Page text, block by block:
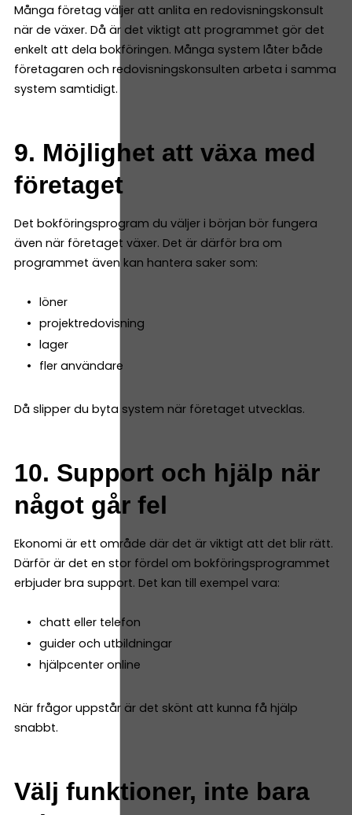
Många företag väljer att anlita en redovisningskonsult
när de växer. Då är det viktigt att programmet gör det
enkelt att dela bokföringen. Många system låter både
företagaren och redovisningskonsulten arbeta i samma
system samtidigt.
9. Möjlighet att växa med
företaget
Det bokföringsprogram du väljer i början bör fungera
även när företaget växer. Det är därför bra om
programmet även kan hantera saker som:
löner
projektredovisning
lager
fler användare
Då slipper du byta system när företaget utvecklas.
10. Support och hjälp när
något går fel
Ekonomi är ett område där det är viktigt att det blir rätt.
Därför är det en stor fördel om bokföringsprogrammet
erbjuder bra support. Det kan till exempel vara:
chatt eller telefon
guider och utbildningar
hjälpcenter online
När frågor uppstår är det skönt att kunna få hjälp
snabbt.
Välj funktioner, inte bara